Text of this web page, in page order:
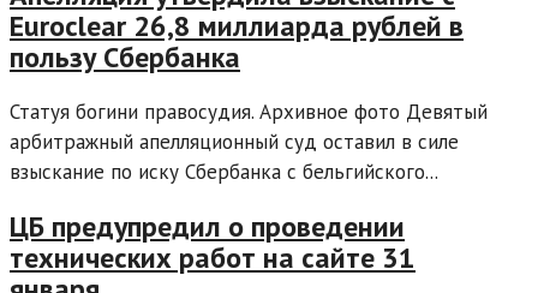
Euroclear 26,8 миллиарда рублей в
пользу Сбербанка
Статуя богини правосудия. Архивное фото Девятый
арбитражный апелляционный суд оставил в силе
взыскание по иску Сбербанка с бельгийского...
ЦБ предупредил о проведении
технических работ на сайте 31